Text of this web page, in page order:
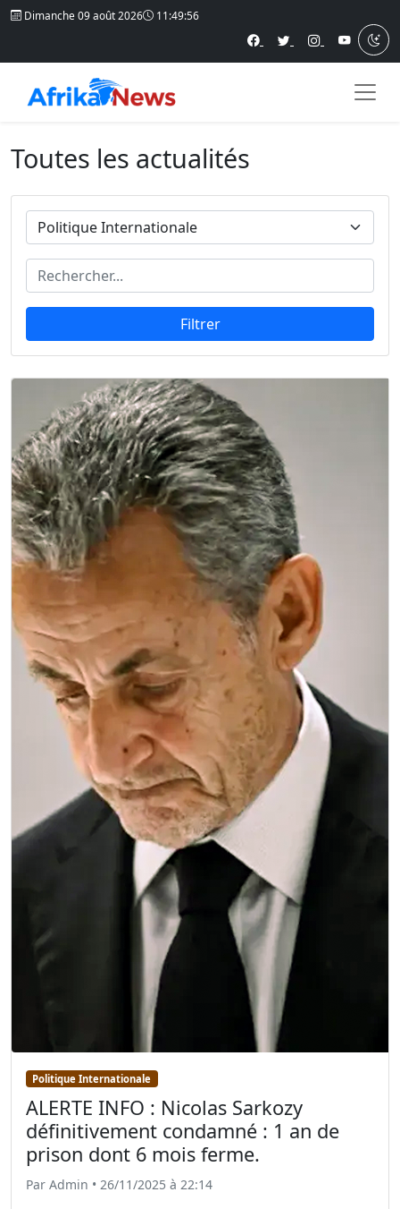
Dimanche 09 août 2026 11:49:56
Toutes les actualités
Filtrer
Politique Internationale
ALERTE INFO : Nicolas Sarkozy
définitivement condamné : 1 an de
prison dont 6 mois ferme.
Par Admin • 26/11/2025 à 22:14